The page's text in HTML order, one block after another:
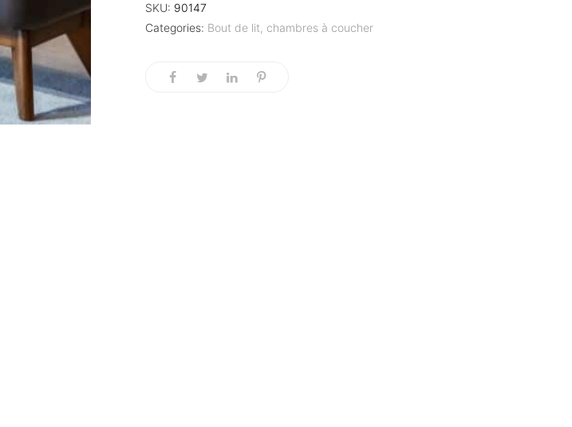
SKU: 90147
Categories: Bout de lit, chambres à coucher